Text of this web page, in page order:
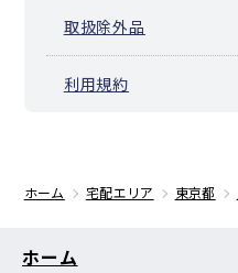
取扱除外品
利用規約
ホーム 宅配エリア 東京都
ホーム